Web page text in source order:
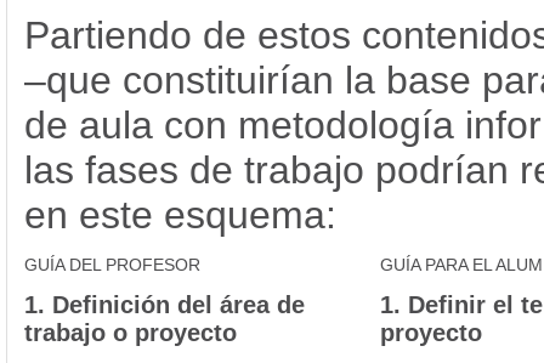
Partiendo de estos
–que constituirían la base
de aula con metodología
las fases de trabajo podrían
en este esquema:
GUÍA DEL PROFESOR GUÍA PARA EL
1. Definición del área de
trabajo o proyecto
1. Definir el
proyecto